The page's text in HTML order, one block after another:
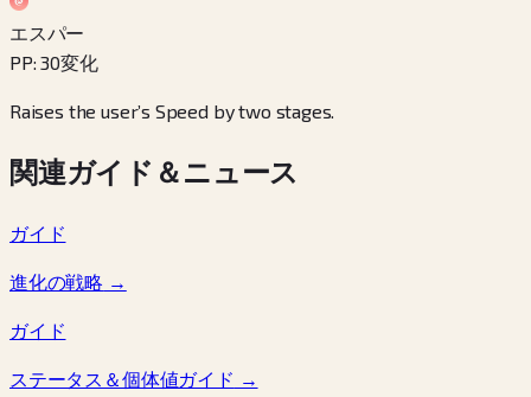
エスパー
PP:30変化
Raises the user’s Speed by two stages.
関連ガイド＆ニュース
ガイド
進化の戦略 →
ガイド
ステータス＆個体値ガイド →